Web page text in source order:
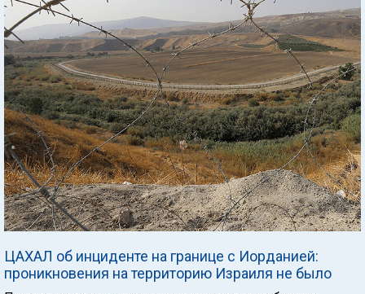
ЦАХАЛ об инциденте на границе с Иорданией:
проникновения на территорию Израиля не было